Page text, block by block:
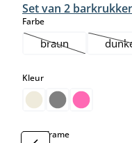
Set van 2
Farbeselect
braun
(Deze optie is
Kleurselect
Kleur frameselect